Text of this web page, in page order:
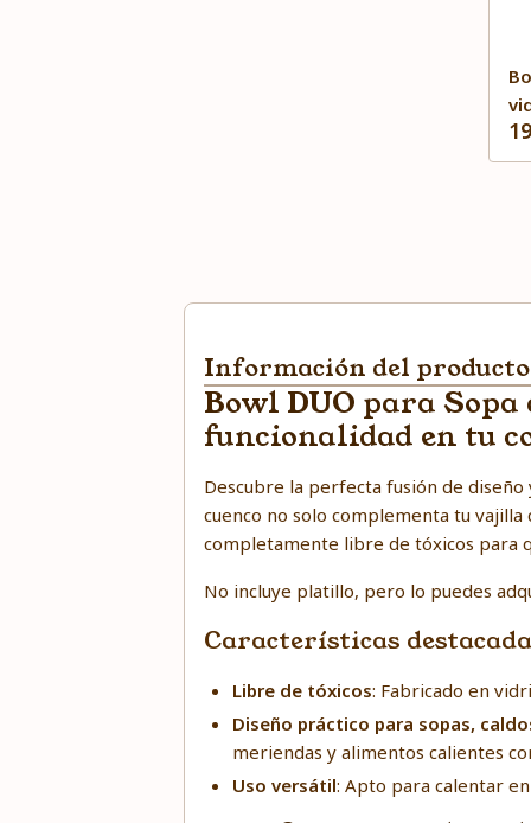
Información del producto
Bowl DUO para
funcionalidad en tu
Descubre la perfecta fusión de
cuenco no solo complementa tu
completamente libre de tóxicos para
No incluye platillo, pero lo puedes
Características
Libre de tóxicos: Fabricado en
Diseño práctico para sopas,
meriendas y alimentos calientes
Uso versátil: Apto para calentar